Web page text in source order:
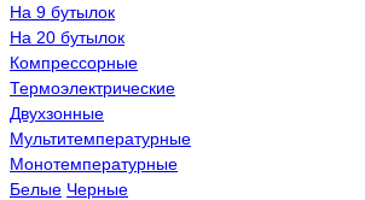
На 9 бутылок
На 20 бутылок
Компрессорные
Термоэлектрические
Двухзонные
Мультитемпературные
Монотемпературные
Белые Черные